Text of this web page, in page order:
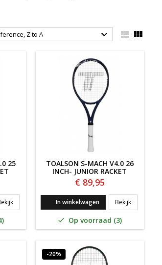
Z to A   
25
Toalson S-Mach v4.0 25 inch- Junior Racket
TOALSON S-MACH V4.0 26
INCH- JUNIOR RACKET
€ 89,95
In winkelwagen BekijkToalson S-
 Op voorraad (3)
-20%